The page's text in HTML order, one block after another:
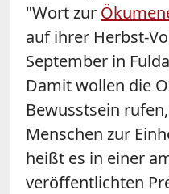
"Wort zur
auf ihrer Herbst-
September in
Damit wollen die
Bewusstsein
Menschen zur
heißt es in einer
veröffentlichten